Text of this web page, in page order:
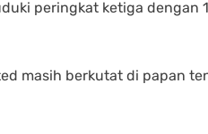
peringkat ketiga dengan
masih berkutat di papan